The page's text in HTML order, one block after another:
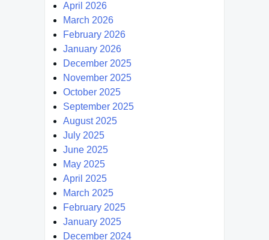
April 2026
March 2026
February 2026
January 2026
December 2025
November 2025
October 2025
September 2025
August 2025
July 2025
June 2025
May 2025
April 2025
March 2025
February 2025
January 2025
December 2024